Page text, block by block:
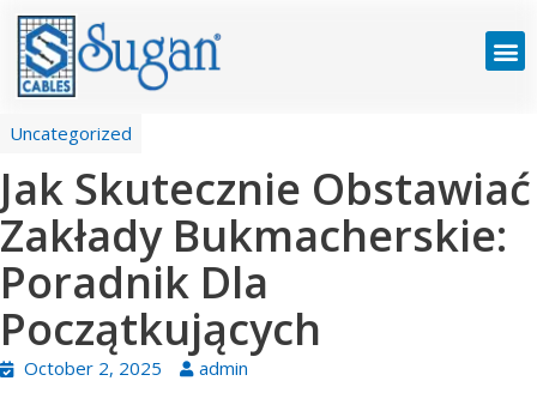
Uncategorized
Jak Skutecznie Obstawiać
Zakłady Bukmacherskie:
Poradnik Dla
Początkujących
October 2, 2025 admin